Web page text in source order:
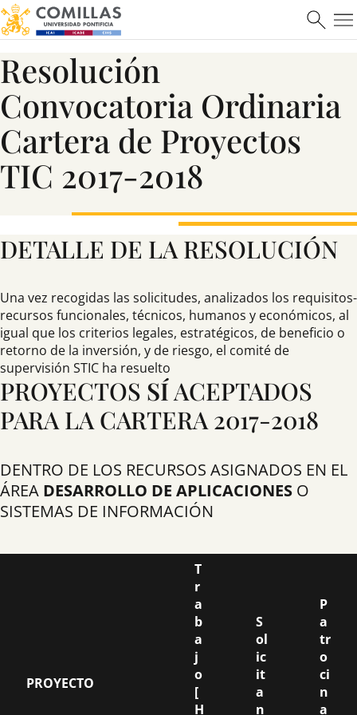
Resolución
Convocatoria Ordinaria
Cartera de Proyectos
TIC 2017-2018
DETALLE DE LA RESOLUCIÓN
Una vez recogidas las solicitudes, analizados los requisitos-
recursos funcionales, técnicos, humanos y económicos, al
igual que los criterios legales, estratégicos, de beneficio o
retorno de la inversión, y de riesgo, el comité de
supervisión STIC ha resuelto
PROYECTOS SÍACEPTADOS
PARA LA CARTERA 2017-2018
DENTRO DE LOS RECURSOS ASIGNADOS EN EL
ÁREA DESARROLLO DE APLICACIONES O
SISTEMAS DE INFORMACIÓN
PROYECTO
T
r
a
b
a
j
o
[
H
S
ol
ic
it
a
n
P
a
tr
o
ci
n
a